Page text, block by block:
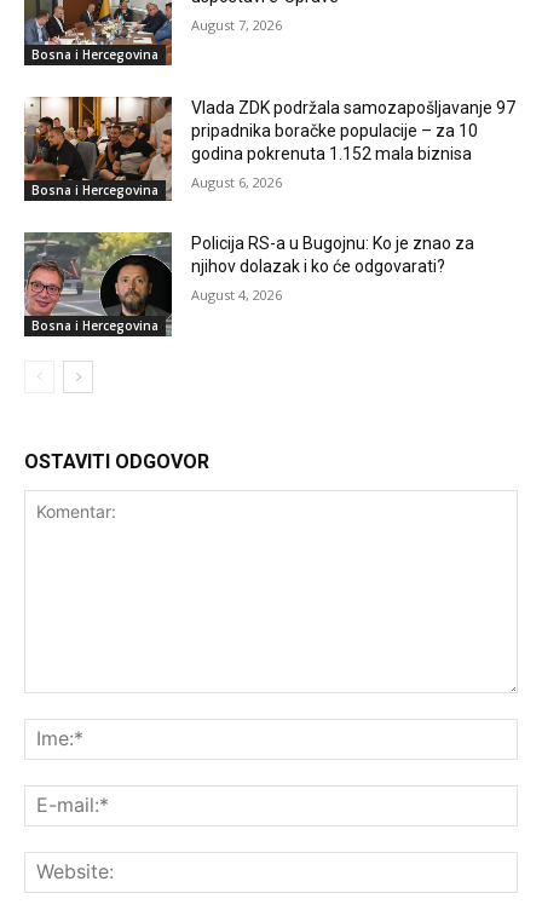
Bosna i Hercegovina
August 7, 2026
Bosna i Hercegovina
Vlada ZDK podržala samozapošljavanje 97
pripadnika boračke populacije – za 10
godina pokrenuta 1.152 mala biznisa
August 6, 2026
Bosna i Hercegovina
Policija RS-a u Bugojnu: Ko je znao za
njihov dolazak i ko će odgovarati?
August 4, 2026
OSTAVITI ODGOVOR